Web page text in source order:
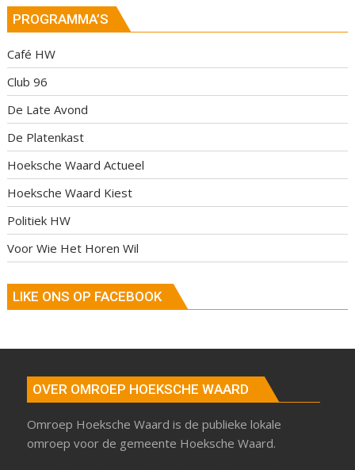
PROGRAMMA’S
Café HW
Club 96
De Late Avond
De Platenkast
Hoeksche Waard Actueel
Hoeksche Waard Kiest
Politiek HW
Voor Wie Het Horen Wil
LIKE ONS OP FACEBOOK
OVER OMROEP HOEKSCHE WAARD
Omroep Hoeksche Waard is de publieke lokale
omroep voor de gemeente Hoeksche Waard.